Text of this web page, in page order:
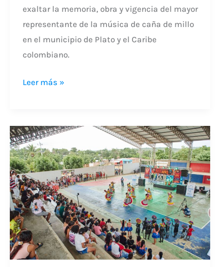
exaltar la memoria, obra y vigencia del mayor
representante de la música de caña de millo
en el municipio de Plato y el Caribe
colombiano.
Leer más »
FESTIAFRO
2025,
el
festival
que
conectó
a
Plato
con